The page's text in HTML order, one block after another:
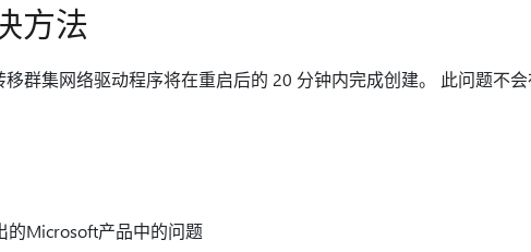
方法
群集网络驱动程序将在重启后的 20 分钟内完成创建。 此问题不
的Microsoft产品中的问题